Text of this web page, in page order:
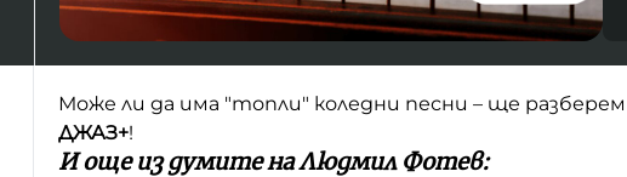
Може ли да има "топли" коледни песни – ще
ДЖАЗ+!
И още из думите на Людмил Фотев: